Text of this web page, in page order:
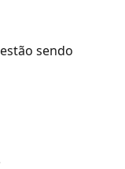
sendo